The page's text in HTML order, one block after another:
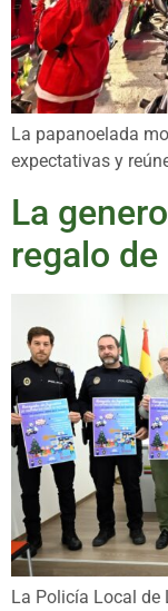
La papanoelada
expectativas y
La
regalo
La Policía Local de